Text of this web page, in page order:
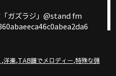
ガズラジ」@stand fm
,洋楽,TAB譜でメロディー,特殊な弾